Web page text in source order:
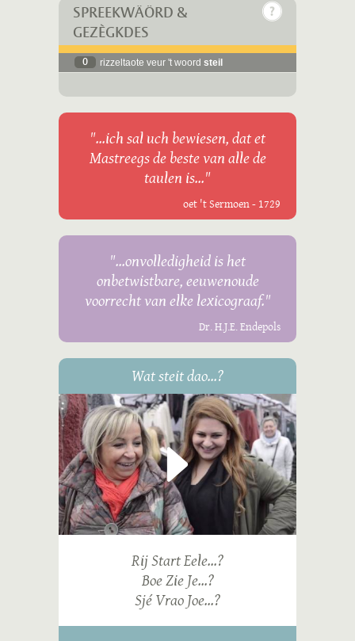
SPREEKWÄÖRD &
GEZÈGKDES
0 rizzeltaote veur 't woord steil
"...ich sal uch bewiesen, dat et
Mastreegs de beste van alle de
taulen is..."
oet 't Sermoen - 1729
"...onvolledigheid is het
onbetwistbare, eeuwenoude
voorrecht van elke lexicograaf."
Dr. H.J.E. Endepols
Wat steit dao...?
Rij Start Eele...?
Boe Zie Je...?
Sjé Vrao Joe...?